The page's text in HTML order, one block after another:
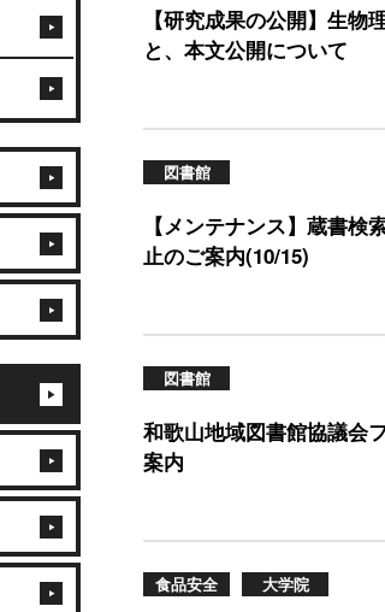
【研究成果の公開】生物
と、本文公開について
図書館
【メンテナンス】蔵書検
止のご案内(10/15)
図書館
和歌山地域図書館協議会
案内
食品安全 大学院